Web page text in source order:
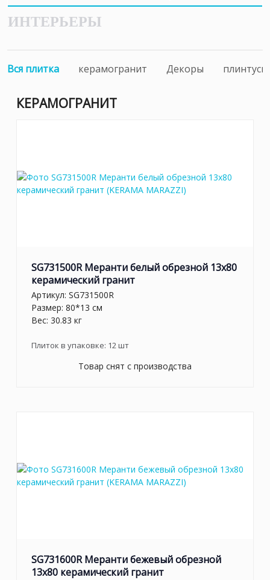
ИНТЕРЬЕРЫ
Вся плитка керамогранит Декоры плинтусы
КЕРАМОГРАНИТ
SG731500R Меранти белый обрезной 13x80
керамический гранит
Артикул: SG731500R
Размер: 80*13 см
Вес: 30.83 кг
Плиток в упаковке: 12шт
Товар снят с производства
SG731600R Меранти бежевый обрезной
13x80 керамический гранит